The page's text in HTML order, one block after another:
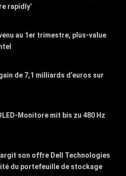
rapidly’
au 1er trimestre, plus-value
de 7,1 milliards d’euros sur
Monitore mit bis zu 480 Hz
son offre Dell Technologies
du portefeuille de stockage